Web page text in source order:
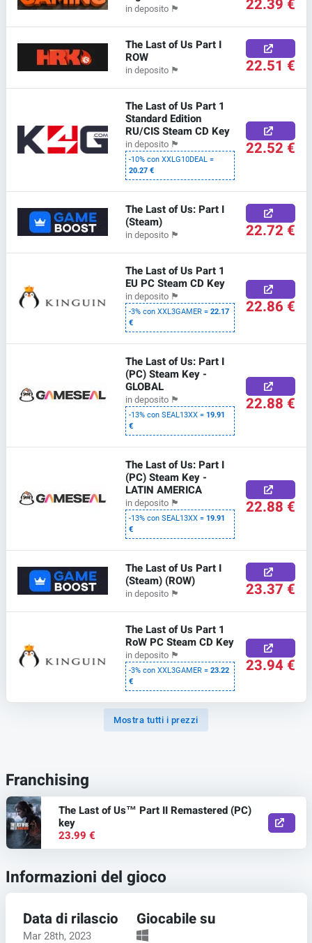
in deposito 🏴 22.39 €
The Last of Us Part I
ROW
in deposito 🏴 22.51 €
The Last of Us Part 1
Standard Edition
RU/CIS Steam CD Key
in deposito 🏴
-10% con XXLG10DEAL =
20.27 €
22.52 €
The Last of Us: Part I
(Steam)
in deposito 🏴 22.72 €
The Last of Us Part 1
EU PC Steam CD Key
in deposito 🏴
-3% con XXL3GAMER =22.17
€
22.86 €
The Last of Us: Part I
(PC) Steam Key -
GLOBAL
in deposito 🏴
-13% con SEAL13XX =19.91
€
22.88 €
The Last of Us: Part I
(PC) Steam Key -
LATIN AMERICA
in deposito 🏴
-13% con SEAL13XX =19.91
€
22.88 €
The Last of Us Part I
(Steam) (ROW)
in deposito 🏴 23.37 €
The Last of Us Part 1
RoW PC Steam CD Key
in deposito 🏴
-3% con XXL3GAMER =23.22
€
23.94 €
Mostra tutti i prezzi
Franchising
The Last of Us™ Part II Remastered (PC)
key
23.99 €
Informazioni del gioco
Data di rilascio
Mar 28th, 2023
Giocabile su